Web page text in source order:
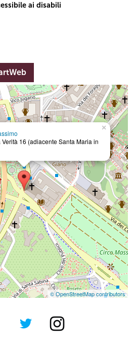
ai disabili
×
16 (adiacente Santa Maria in
© OpenStreetMap contributors